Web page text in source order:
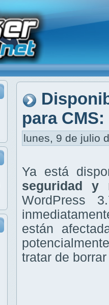
para
lunes, 9 de julio
Ya está
seguridad y
WordPress
están
tratar de